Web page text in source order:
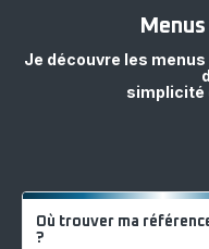
Je découvre les menus
simplicité
Où trouver ma
?